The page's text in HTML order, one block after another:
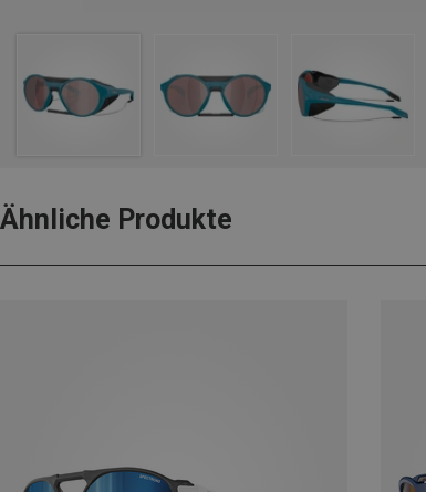
Ähnliche Produkte